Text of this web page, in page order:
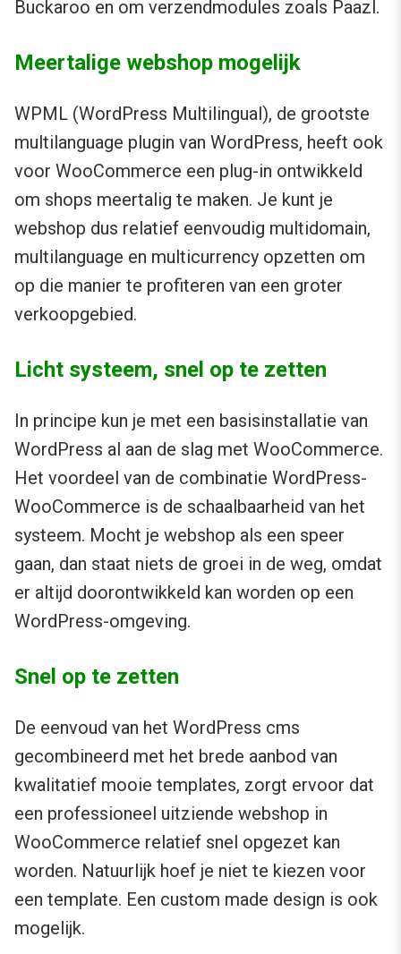
Buckaroo en om verzendmodules zoals Paazl.
Meertalige webshop mogelijk
WPML (WordPress Multilingual), de grootste
multilanguage plugin van WordPress, heeft ook
voor WooCommerce een plug-in ontwikkeld
om shops meertalig te maken. Je kunt je
webshop dus relatief eenvoudig multidomain,
multilanguage en multicurrency opzetten om
op die manier te profiteren van een groter
verkoopgebied.
Licht systeem, snel op te zetten
In principe kun je met een basisinstallatie van
WordPress al aan de slag met WooCommerce.
Het voordeel van de combinatie WordPress-
WooCommerce is de schaalbaarheid van het
systeem. Mocht je webshop als een speer
gaan, dan staat niets de groei in de weg, omdat
er altijd doorontwikkeld kan worden op een
WordPress-omgeving.
Snel op te zetten
De eenvoud van het WordPress cms
gecombineerd met het brede aanbod van
kwalitatief mooie templates, zorgt ervoor dat
een professioneel uitziende webshop in
WooCommerce relatief snel opgezet kan
worden. Natuurlijk hoef je niet te kiezen voor
een template. Een custom made design is ook
mogelijk.